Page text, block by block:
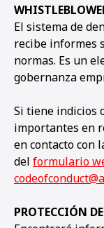
El sistema de
recibe informes
normas. Es un
gobernanza
Si tiene indicios
importantes en
en contacto con
del formulario
PROTECCIÓN